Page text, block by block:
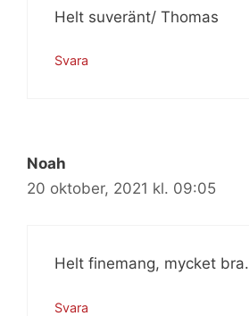
Helt suveränt/ Thomas
Svara
Noah
20 oktober, 2021 kl. 09:05
Helt finemang, mycket bra.
Svara